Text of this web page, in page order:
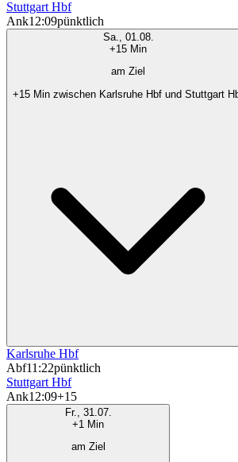
Stuttgart Hbf
Ank12:09pünktlich
Sa., 01.08.
+15 Min
am Ziel
+15 Min zwischen Karlsruhe Hbf und Stuttgart
Karlsruhe Hbf
Abf11:22pünktlich
Stuttgart Hbf
Ank12:09+15
Fr., 31.07.
+1 Min
am Ziel